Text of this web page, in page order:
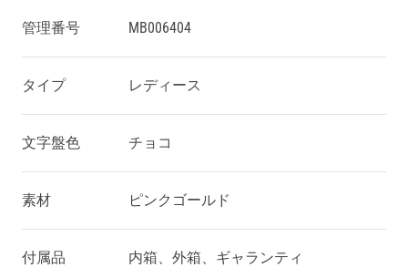
管理番号 MB006404
タイプ レディース
文字盤色 チョコ
素材 ピンクゴールド
付属品 内箱、外箱、ギャランティ